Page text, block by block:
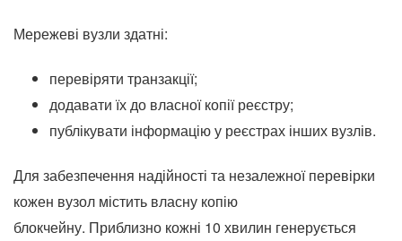
Мережеві вузли здатні:
перевіряти транзакції;
додавати їх до власної копії реєстру;
публікувати інформацію у реєстрах інших вузлів.
Для забезпечення надійності та незалежної перевірки
кожен вузол містить власну копію
блокчейну. Приблизно кожні 10 хвилин генерується